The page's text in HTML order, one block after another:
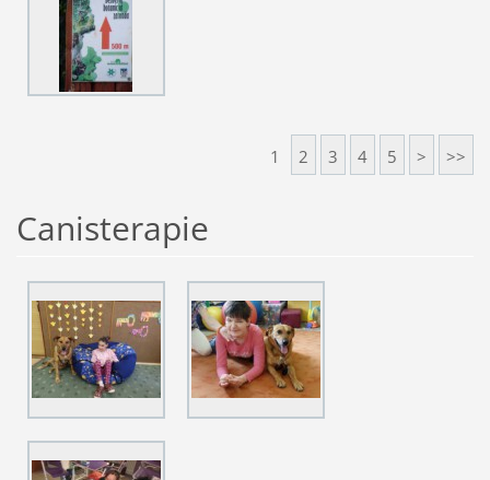
1 2 3 4 5 > >>
Canisterapie